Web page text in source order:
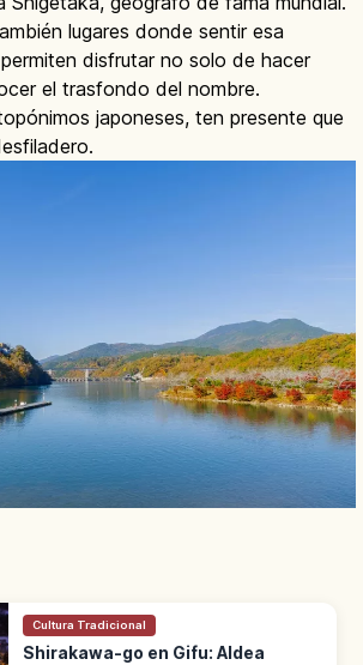
lugares donde sentir esa
disfrutar no solo de hacer
el trasfondo del nombre.
japoneses, ten presente que
Cultura Tradicional
Shirakawa-go en Gifu: Aldea